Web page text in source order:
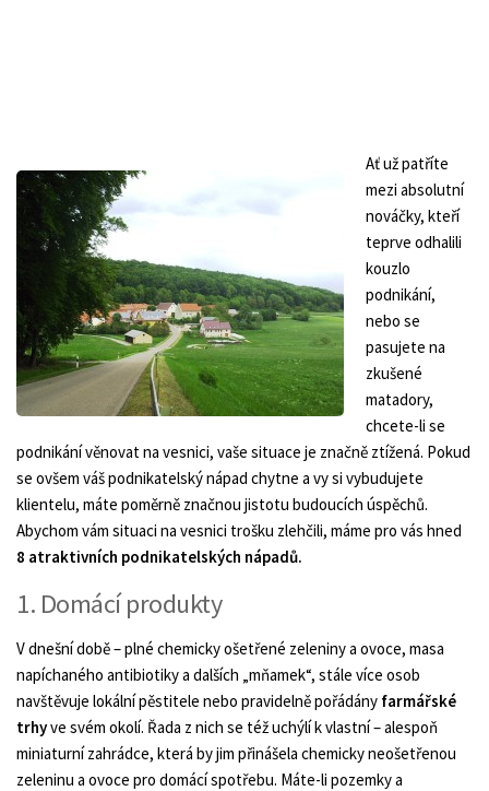
Ať už patříte
mezi absolutní
nováčky, kteří
teprve odhalili
kouzlo
podnikání,
nebo se
pasujete na
zkušené
matadory,
chcete-li se
podnikání věnovat na vesnici, vaše situace je značně ztížená. Pokud
se ovšem váš podnikatelský nápad chytne a vy si vybudujete
klientelu, máte poměrně značnou jistotu budoucích úspěchů.
Abychom vám situaci na vesnici trošku zlehčili, máme pro vás hned
8 atraktivních podnikatelských nápadů.
1. Domácí produkty
V dnešní době – plné chemicky ošetřené zeleniny a ovoce, masa
napíchaného antibiotiky a dalších „mňamek“, stále více osob
navštěvuje lokální pěstitele nebo pravidelně pořádány farmářské
trhyve svém okolí. Řada z nich se též uchýlí k vlastní – alespoň
miniaturní zahrádce, která by jim přinášela chemicky neošetřenou
zeleninu a ovoce pro domácí spotřebu. Máte-li pozemky a